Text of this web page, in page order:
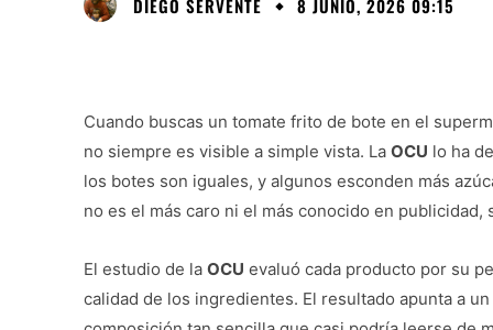
DIEGO SERVENTE 8 JUNIO, 2026 09:15
Cuando buscas un tomate frito de bote en el
no siempre es visible a simple vista. La OCU lo ha
los botes son iguales, y algunos esconden más
no es el más caro ni el más conocido en
El estudio de la OCU evaluó cada producto por su
calidad de los ingredientes. El resultado apunta a